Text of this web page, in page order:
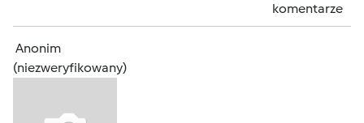
komentarze
Anonim
(niezweryfikowany)